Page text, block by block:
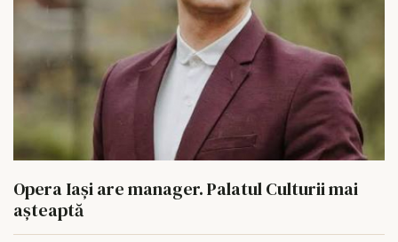
Opera Iași are manager. Palatul Culturii mai
așteaptă